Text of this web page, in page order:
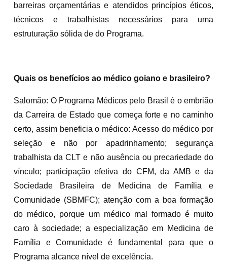
barreiras orçamentárias e atendidos princípios éticos,
técnicos e trabalhistas necessários para uma
estruturação sólida de do Programa.
Quais os benefícios ao médico goiano e brasileiro?
Salomão: O Programa Médicos pelo Brasil é o embrião
da Carreira de Estado que começa forte e no caminho
certo, assim beneficia o médico: Acesso do médico por
seleção e não por apadrinhamento; segurança
trabalhista da CLT e não ausência ou precariedade do
vínculo; participação efetiva do CFM, da AMB e da
Sociedade Brasileira de Medicina de Família e
Comunidade (SBMFC); atenção com a boa formação
do médico, porque um médico mal formado é muito
caro à sociedade; a especialização em Medicina de
Família e Comunidade é fundamental para que o
Programa alcance nível de excelência.